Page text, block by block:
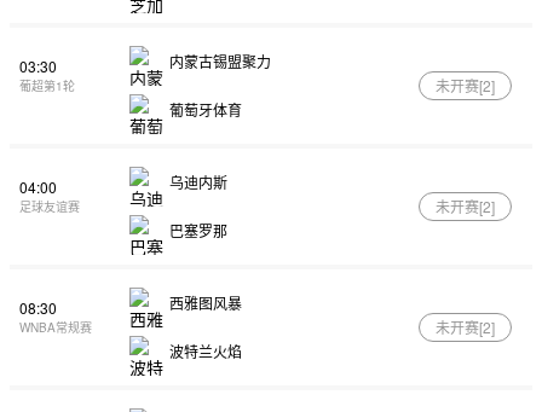
03:30
葡超第1轮
内蒙古锡盟聚力
葡萄牙体育
未开赛[2]
04:00
足球友谊赛
乌迪内斯
巴塞罗那
未开赛[2]
08:30
WNBA常规赛
西雅图风暴
波特兰火焰
未开赛[2]